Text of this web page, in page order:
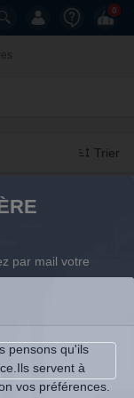
0
Trier
pensons qu'ils
servent à
vos préférences.
par mail votre